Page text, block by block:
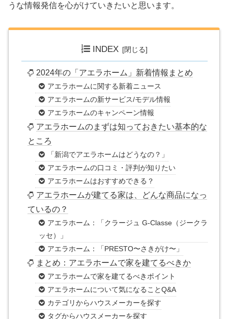
うな情報発信を心がけていきたいと思います。
INDEX
2024年の「アエラホーム」新着情報まとめ
アエラホームに関する新着ニュース
アエラホームの新サービス/モデル情報
アエラホームのキャンペーン情報
アエラホームのまずは知っておきたい基本的な
ところ
「新潟でアエラホームはどうなの？」
アエラホームの口コミ・評判が知りたい
アエラホームはおすすめできる？
アエラホームが建てる家は、どんな商品になっ
ているの？
アエラホーム：「クラージュ G-Classe（ジークラ
ッセ）」
アエラホーム：「PRESTO〜さきがけ〜」
まとめ：アエラホームで家を建てるべきか
アエラホームで家を建てるべきポイント
アエラホームについて気になることQ&A
カテゴリからハウスメーカーを探す
タグからハウスメーカーを探す